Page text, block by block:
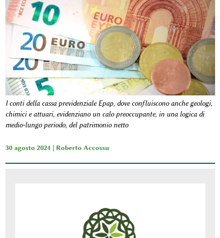
I conti della cassa previdenziale Epap, dove confluiscono anche geologi,
chimici e attuari, evidenziano un calo preoccupante, in una logica di
medio-lungo periodo, del patrimonio netto
30 agosto 2024 | Roberto Accossu